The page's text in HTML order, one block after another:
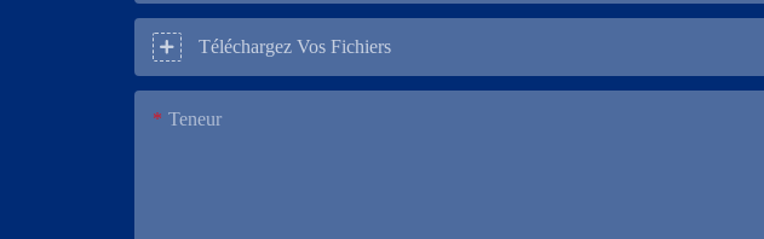
Téléchargez Vos Fichiers
Teneur